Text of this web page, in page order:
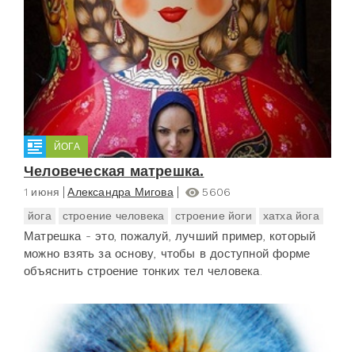
ЙОГА
Человеческая матрешка.
1 июня Александра Мигова
5606
йога
строение человека строение йоги хатха йога
Матрешка - это, пожалуй, лучший пример, который
можно взять за основу, чтобы в доступной форме
объяснить строение тонких тел человека.